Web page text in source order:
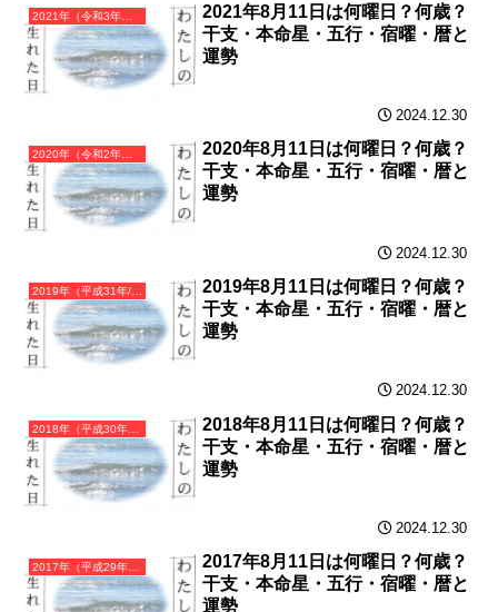
2021年（令和3年）辛丑（かのとうし）・丑年（うし年）カレンダー（月曜はじまり）
2021年8月11日は何曜日？何歳？
干支・本命星・五行・宿曜・暦と
運勢
2024.12.30
2020年（令和2年）庚子（かのえね）・子年（ねずみ年）カレンダー（月曜はじまり）
2020年8月11日は何曜日？何歳？
干支・本命星・五行・宿曜・暦と
運勢
2024.12.30
2019年（平成31年/令和元年）己亥（つちのとい）・亥年（いのしし年）カレンダー（月曜はじまり）
2019年8月11日は何曜日？何歳？
干支・本命星・五行・宿曜・暦と
運勢
2024.12.30
2018年（平成30年）戊戌（つちのえいぬ）・戌年（いぬ年）カレンダー（月曜はじまり）
2018年8月11日は何曜日？何歳？
干支・本命星・五行・宿曜・暦と
運勢
2024.12.30
2017年（平成29年）丁酉（ひのととり）・酉年（とり年）カレンダー（月曜はじまり）
2017年8月11日は何曜日？何歳？
干支・本命星・五行・宿曜・暦と
運勢